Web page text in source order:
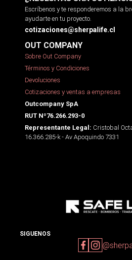
Escríbenos y te responderemos a la
ayudarte en tu proyecto.
cotizaciones@sherpalife.cl
OUT COMPANY
Sobre Out Company
Términos y Condiciones
Devoluciones
Cotizaciones y ventas a empresas
Outcompany SpA
RUT Nº76.266.293-0
Representante Legal: Cristobal
16.366.285-k - Av Apoquindo 7331
SIGUENOS